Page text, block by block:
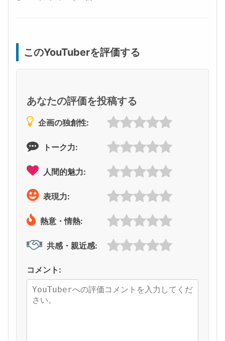
このYouTuberを評価する
あなたの評価を投稿する
企画の独創性:
トーク力:
人間的魅力:
表現力:
熱意・情熱:
共感・親近感:
コメント: